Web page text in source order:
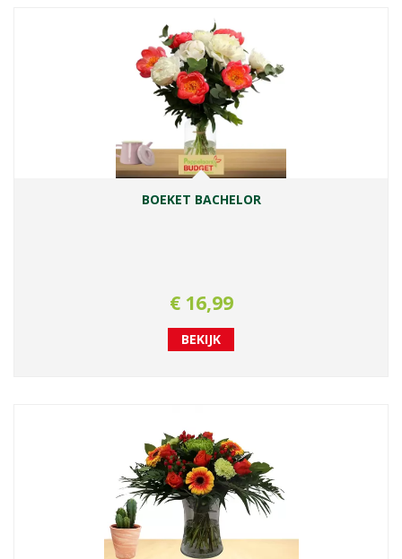
BOEKET BACHELOR
€ 16,99
BEKIJK